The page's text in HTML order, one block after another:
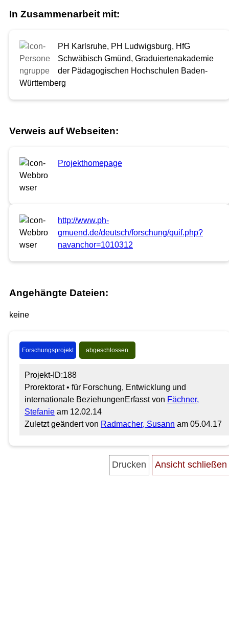
In Zusammenarbeit mit:
PH Karlsruhe, PH Ludwigsburg, HfG
Schwäbisch Gmünd, Graduiertenakademie
der Pädagogischen Hochschulen Baden-
Württemberg
Verweis auf Webseiten:
Projekthomepage
http://www.ph-
gmuend.de/deutsch/forschung/quif.php?
navanchor=1010312
Angehängte Dateien:
keine
Forschungsprojekt abgeschlossen
Projekt-ID:188
Prorektorat • für Forschung, Entwicklung und
internationale BeziehungenErfasst von Fächner,
Stefanie am 12.02.14
Zuletzt geändert von Radmacher, Susann am 05.04.17